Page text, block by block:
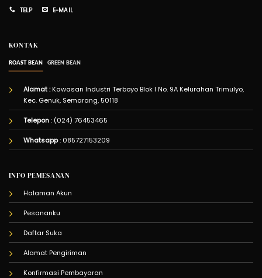
TELP E-MAIL
KONTAK
ROAST BEAN GREEN BEAN
Alamat :Kawasan Industri Terboyo Blok I No. 9A Kelurahan Trimulyo,
Kec. Genuk, Semarang, 50118
Telepon: (024) 76453465
Whatsapp: 085727153209
INFO PEMESANAN
Halaman Akun
Pesananku
Daftar Suka
Alamat Pengiriman
Konfirmasi Pembayaran